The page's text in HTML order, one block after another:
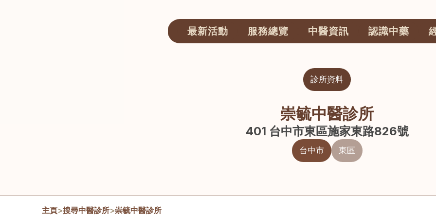
最新活動 服務總覽 中醫資訊 認識中藥
診所資料
崇毓中醫診所
401 台中市東區施家東路826號
台中市 東區
主頁>搜尋中醫診所>崇毓中醫診所